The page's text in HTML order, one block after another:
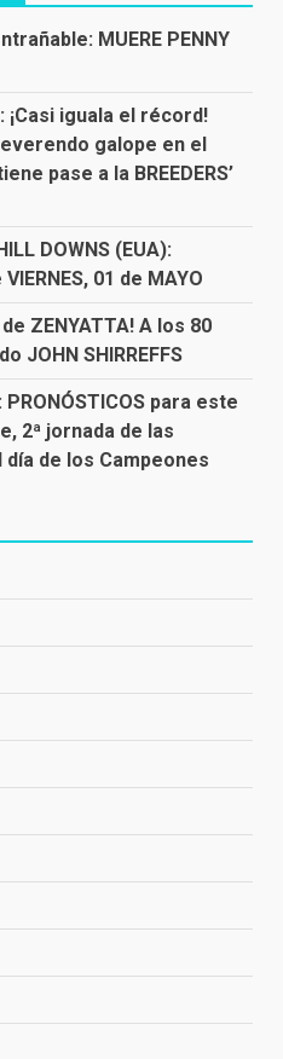
MUERE PENNY
¡Casi iguala el récord!
galope en el
pase a la BREEDERS’
DOWNS (EUA):
01 de MAYO
ZENYATTA! A los 80
JOHN SHIRREFFS
PRONÓSTICOS para este
2ª jornada de las
día de los Campeones